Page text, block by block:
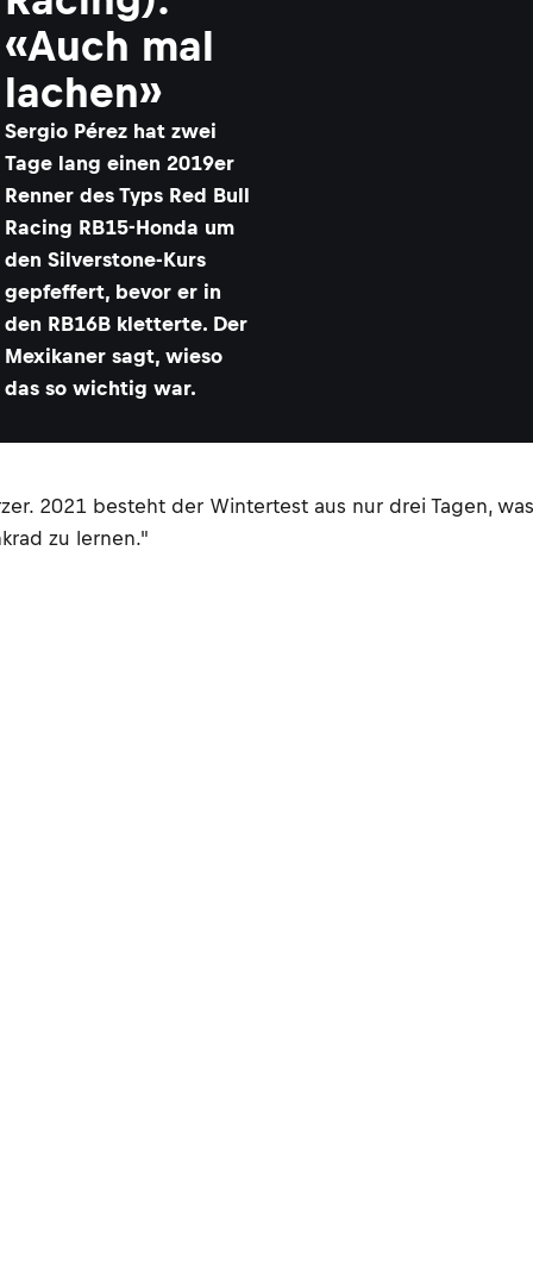
«Auch mal
lachen»
​Sergio Pérez hat zwei
Tage lang einen 2019er
Renner des Typs Red Bull
Racing RB15-Honda um
den Silverstone-Kurs
gepfeffert, bevor er in
den RB16B kletterte. Der
Mexikaner sagt, wieso
das so wichtig war.
2021 besteht der Wintertest aus nur drei Tagen,
zu lernen."